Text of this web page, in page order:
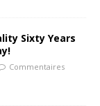
Sixty Years
Commentaires